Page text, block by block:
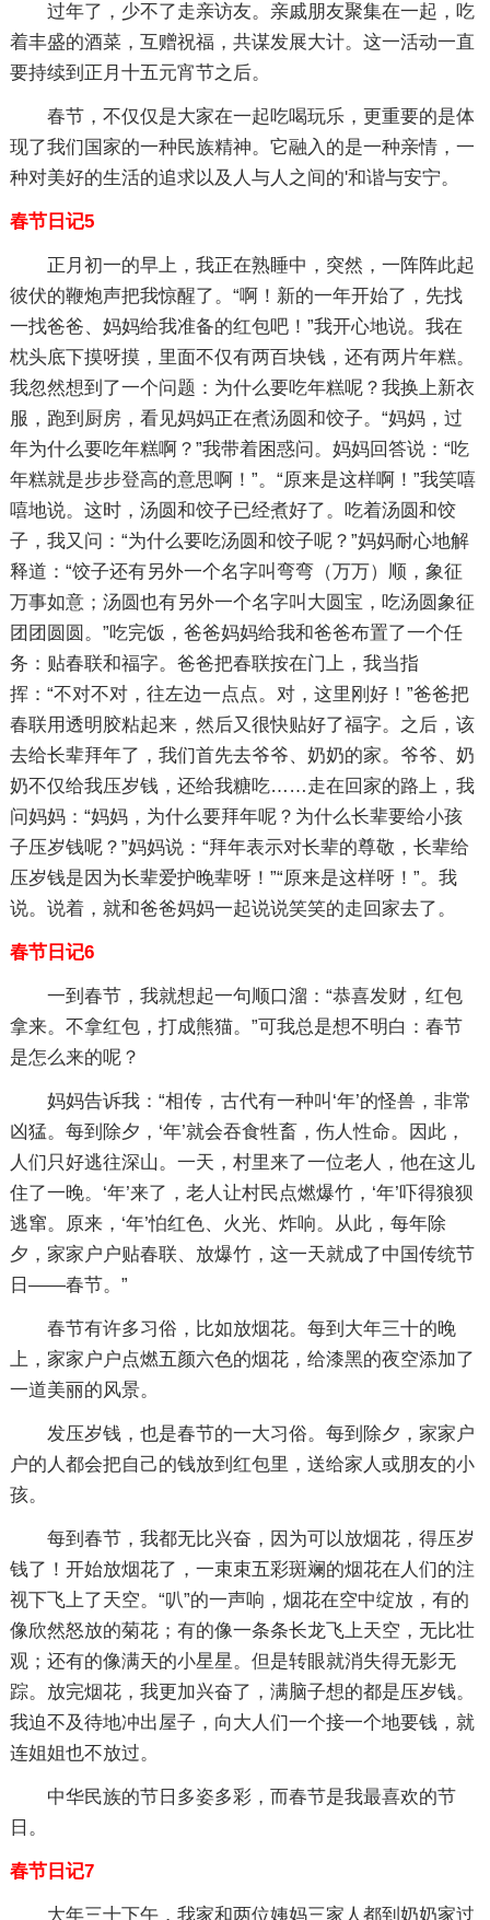
过年了，少不了走亲访友。亲戚朋友聚集在一起，吃
着丰盛的酒菜，互赠祝福，共谋发展大计。这一活动一直
要持续到正月十五元宵节之后。
春节，不仅仅是大家在一起吃喝玩乐，更重要的是体
现了我们国家的一种民族精神。它融入的是一种亲情，一
种对美好的生活的追求以及人与人之间的'和谐与安宁。
春节日记5
正月初一的早上，我正在熟睡中，突然，一阵阵此起
彼伏的鞭炮声把我惊醒了。“啊！新的一年开始了，先找
一找爸爸、妈妈给我准备的红包吧！”我开心地说。我在
枕头底下摸呀摸，里面不仅有两百块钱，还有两片年糕。
我忽然想到了一个问题：为什么要吃年糕呢？我换上新衣
服，跑到厨房，看见妈妈正在煮汤圆和饺子。“妈妈，过
年为什么要吃年糕啊？”我带着困惑问。妈妈回答说：“吃
年糕就是步步登高的意思啊！”。“原来是这样啊！”我笑嘻
嘻地说。这时，汤圆和饺子已经煮好了。吃着汤圆和饺
子，我又问：“为什么要吃汤圆和饺子呢？”妈妈耐心地解
释道：“饺子还有另外一个名字叫弯弯（万万）顺，象征
万事如意；汤圆也有另外一个名字叫大圆宝，吃汤圆象征
团团圆圆。”吃完饭，爸爸妈妈给我和爸爸布置了一个任
务：贴春联和福字。爸爸把春联按在门上，我当指
挥：“不对不对，往左边一点点。对，这里刚好！”爸爸把
春联用透明胶粘起来，然后又很快贴好了福字。之后，该
去给长辈拜年了，我们首先去爷爷、奶奶的家。爷爷、奶
奶不仅给我压岁钱，还给我糖吃……走在回家的路上，我
问妈妈：“妈妈，为什么要拜年呢？为什么长辈要给小孩
子压岁钱呢？”妈妈说：“拜年表示对长辈的尊敬，长辈给
压岁钱是因为长辈爱护晚辈呀！”“原来是这样呀！”。我
说。说着，就和爸爸妈妈一起说说笑笑的走回家去了。
春节日记6
一到春节，我就想起一句顺口溜：“恭喜发财，红包
拿来。不拿红包，打成熊猫。”可我总是想不明白：春节
是怎么来的呢？
妈妈告诉我：“相传，古代有一种叫‘年’的怪兽，非常
凶猛。每到除夕，‘年’就会吞食牲畜，伤人性命。因此，
人们只好逃往深山。一天，村里来了一位老人，他在这儿
住了一晚。‘年’来了，老人让村民点燃爆竹，‘年’吓得狼狈
逃窜。原来，‘年’怕红色、火光、炸响。从此，每年除
夕，家家户户贴春联、放爆竹，这一天就成了中国传统节
日——春节。”
春节有许多习俗，比如放烟花。每到大年三十的晚
上，家家户户点燃五颜六色的烟花，给漆黑的夜空添加了
一道美丽的风景。
发压岁钱，也是春节的一大习俗。每到除夕，家家户
户的人都会把自己的钱放到红包里，送给家人或朋友的小
孩。
每到春节，我都无比兴奋，因为可以放烟花，得压岁
钱了！开始放烟花了，一束束五彩斑斓的烟花在人们的注
视下飞上了天空。“叭”的一声响，烟花在空中绽放，有的
像欣然怒放的菊花；有的像一条条长龙飞上天空，无比壮
观；还有的像满天的小星星。但是转眼就消失得无影无
踪。放完烟花，我更加兴奋了，满脑子想的都是压岁钱。
我迫不及待地冲出屋子，向大人们一个接一个地要钱，就
连姐姐也不放过。
中华民族的节日多姿多彩，而春节是我最喜欢的节
日。
春节日记7
大年三十下午，我家和两位姨妈三家人都到奶奶家过